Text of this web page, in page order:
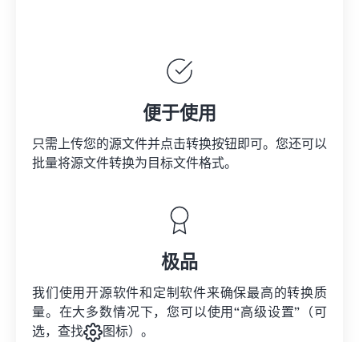
便于使用
只需上传您的源文件并点击转换按钮即可。您还可以
批量将源文件转换为目标文件格式。
极品
我们使用开源软件和定制软件来确保最高的转换质
量。在大多数情况下，您可以使用“高级设置”（可
选，查找
图标）。